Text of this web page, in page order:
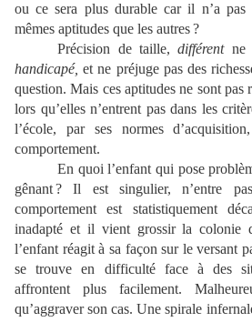
ou ce sera plus durable car il n’a pas
mêmes aptitudes que les autres ?
Précision de taille,différentne
handicapé, et ne préjuge pas des
question. Mais ces aptitudes ne sont pas
lors qu’elles n’entrent pas dans les
l’école, par ses normes
comportement.
En quoi l’enfant qui pose
gênant ? Il est singulier, n’entre
comportement est statistiquement
inadapté et il vient grossir la colonie
l’enfant réagit à sa façon sur le versant
se trouve en difficulté face à des
affrontent plus facilement.
qu’aggraver son cas. Une spirale